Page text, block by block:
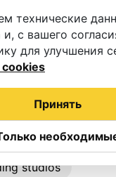
there is no
city.
cities
studios
технические
с вашего
для улучшения
Принять